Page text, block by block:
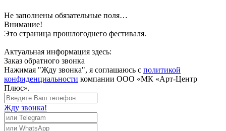
Не заполнены обязательные поля…
Внимание!
Это страница прошлогоднего фестиваля.
Актуальная информация здесь:
Заказ обратного звонка
Нажимая "Жду звонка", я соглашаюсь с политикой
конфиденциальности компании ООО «МК «Арт-Центр
Плюс».
Жду звонка!